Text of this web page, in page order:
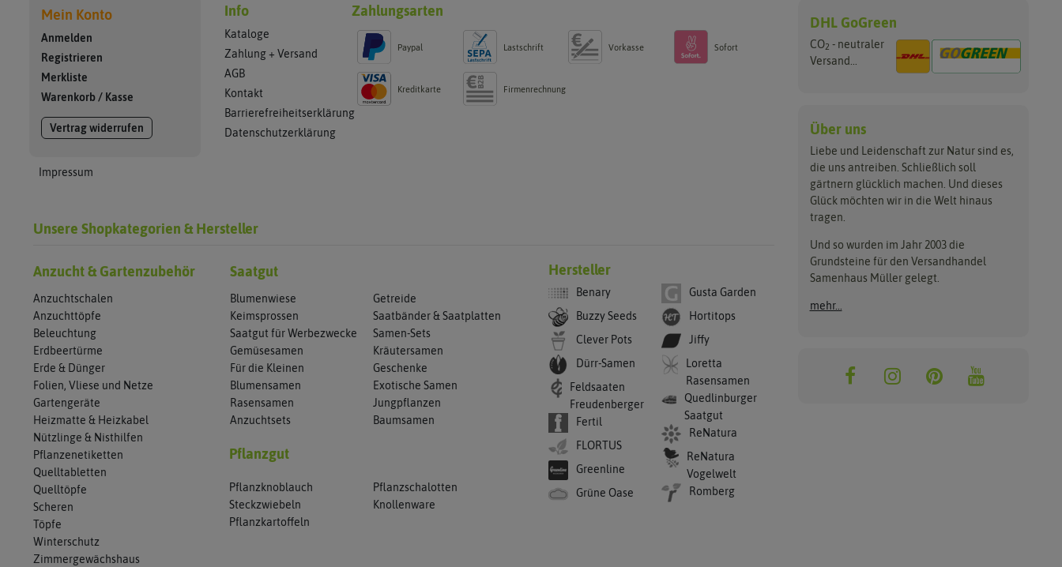
Mein Konto
Anmelden
Registrieren
Merkliste
Warenkorb / Kasse
Vertrag widerrufen
Impressum
Info
Kataloge
Zahlung + Versand
AGB
Kontakt
Barrierefreiheitserklärung
Datenschutzerklärung
Zahlungsarten
Paypal Lastschrift Vorkasse Sofort
Kreditkarte Firmenrechnung
Unsere Shopkategorien & Hersteller
Anzucht & Gartenzubehör
Anzuchtschalen
Anzuchttöpfe
Beleuchtung
Erdbeertürme
Erde & Dünger
Folien, Vliese und Netze
Gartengeräte
Heizmatte & Heizkabel
Nützlinge & Nisthilfen
Pflanzenetiketten
Quelltabletten
Quelltöpfe
Scheren
Töpfe
Winterschutz
Zimmergewächshaus
Saatgut
Blumenwiese
Getreide
Keimsprossen
Saatbänder & Saatplatten
Saatgut für Werbezwecke
Samen-Sets
Gemüsesamen
Kräutersamen
Für die Kleinen
Geschenke
Blumensamen
Exotische Samen
Rasensamen
Jungpflanzen
Anzuchtsets
Baumsamen
Pflanzgut
Pflanzknoblauch
Pflanzschalotten
Steckzwiebeln
Knollenware
Pflanzkartoffeln
Hersteller
Benary
Buzzy Seeds
Clever Pots
Dürr-Samen
Feldsaaten
Freudenberger
Fertil
FLORTUS
Greenline
Grüne Oase
Gusta Garden
Hortitops
Jiffy
Loretta
Rasensamen
Quedlinburger
Saatgut
ReNatura
ReNatura
Vogelwelt
Romberg
DHL GoGreen
CO2 - neutraler
Versand...
Über uns
Liebe und Leidenschaft zur Natur sind es,
die uns antreiben. Schließlich soll
gärtnern glücklich machen. Und dieses
Glück möchten wir in die Welt hinaus
tragen.
Und so wurden im Jahr 2003 die
Grundsteine für den Versandhandel
Samenhaus Müller gelegt.
mehr...